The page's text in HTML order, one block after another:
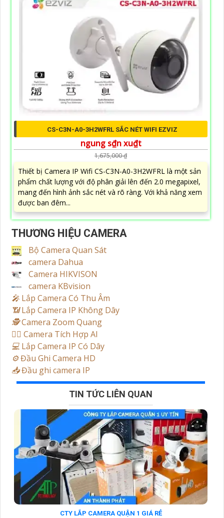
CS-C3N-A0-3H2WFRL SẮC NÉT WIFI EZVIZ
ngung s₫n xu₫t
1,675,000 ₫
Thiết bị Camera IP Wifi CS-C3N-A0-3H2WFRL là một sản
phẩm chất lượng với độ phân giải lên đến 2.0 megapixel,
mang đến hình ảnh sắc nét và rõ ràng. Với khả năng xem
được ban đêm...
THƯƠNG HIỆU CAMERA
Bộ Camera Quan Sát
camera Dahua
Camera HIKVISON
camera KBvision
️🎤️ Lắp Camera Có Thu Âm
📶Lắp Camera IP Không Dây
🕵️Camera Zoom Quang
🧛‍♀️ Camera Tích Hợp AI
💻 Lắp Camera IP Có Dây
⚙️Đầu Ghi Camera HD
📥Đầu ghi camera IP
TIN TỨC LIÊN QUAN
CTY LẮP CAMERA QUẬN 1 GIÁ RẺ